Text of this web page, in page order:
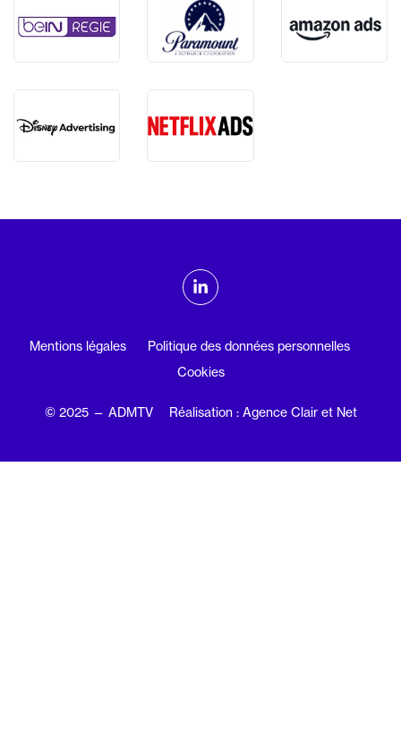
ADMTV sur les réseaux sociaux
Linkedin
Mentions légales
Politique des données personnelles
Cookies
© 2025 — ADMTV Réalisation : Agence Clair et Net